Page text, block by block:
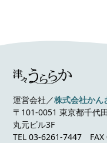
運営会社／株式会社かん
〒101-0051 東京都千代
丸元ビル3F
TEL03-6261-7447